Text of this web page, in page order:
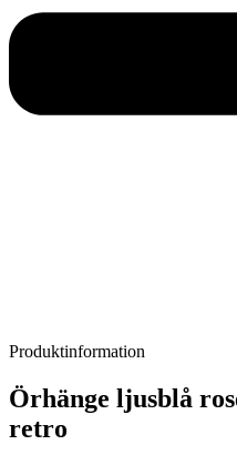
Produktinformation
Örhänge ljusblå
retro